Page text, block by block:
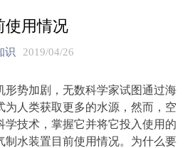
使用情况
识 2019/04/26
形势加剧，无数科学家试图通过海
为人类获取更多的水源，然而，空
学技术，掌握它并将它投入使用的
制水装置目前使用情况。为什么要